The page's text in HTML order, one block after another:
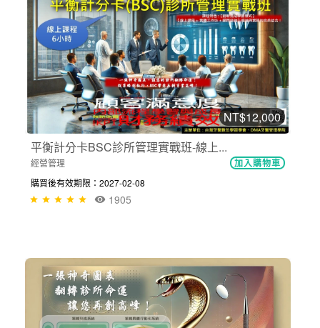
NT$12,000
平衡計分卡BSC診所管理實戰班-線上...
經營管理 加入購物車
購買後有效期限：2027-02-08
1905